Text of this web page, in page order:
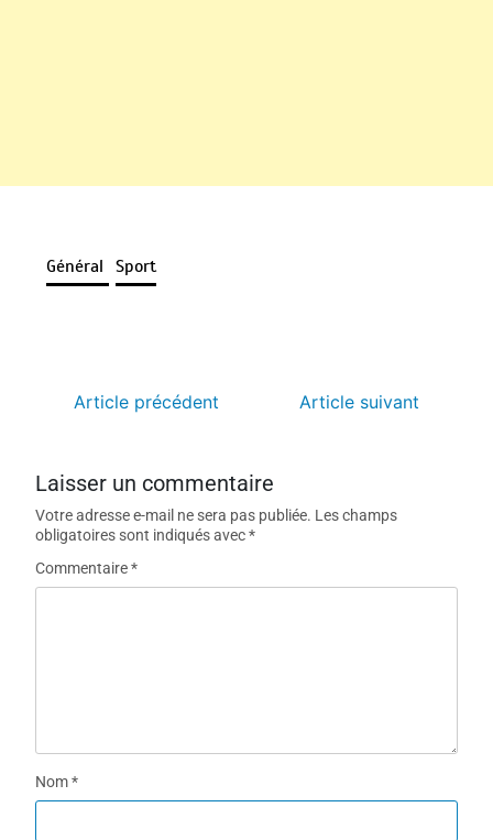
Général Sport
Article précédent Article suivant
Laisser un commentaire
Votre adresse e-mail ne sera pas publiée. Les champs
obligatoires sont indiqués avec*
Commentaire*
Nom*